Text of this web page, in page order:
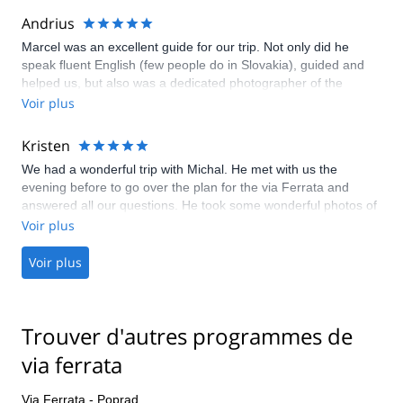
business of guiding and also mountain rescue really shone
through. As well as answering all my questions about the park
from a nature point of view, he also gave me a fascinating
overview of Slovakia's cultural/political history. This was my
first-ever attempt at via ferrata and he gave me a great crash
course on the equipment and safety procedures so I felt fully
signing up to more via ferrata trips! Thanks for a fantastic day,
Andrius
Marcel was an excellent guide for our trip. Not only did he
speak fluent English (few people do in Slovakia), guided and
helped us, but also was a dedicated photographer of the
adventure. Highest recommendations.
Voir plus
Kristen
We had a wonderful trip with Michal. He met with us the
evening before to go over the plan for the via Ferrata and
answered all our questions. He took some wonderful photos of
the trip and was so patient with our children. We felt completely
Voir plus
Voir plus
Trouver d'autres programmes de
via ferrata
Via Ferrata - Poprad